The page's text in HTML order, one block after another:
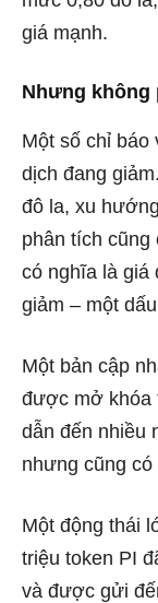
giá mạnh.
Nhưng không
Một số chỉ
dịch đang
đô la, xu
phân tích cũng
có nghĩa là giá
giảm – một
Một bản cập
được mở khóa
dẫn đến nhiều
nhưng cũng
Một động thái
triệu token PI
và được gửi